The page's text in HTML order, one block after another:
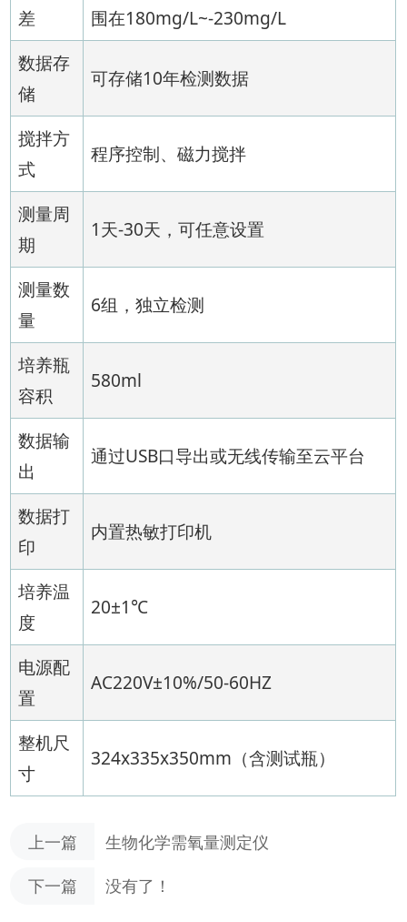
差
围在180mg/L~-230mg/L
数据存
储
可存储10年检测数据
搅拌方
式
程序控制、磁力搅拌
测量周
期
1天-30天，可任意设置
测量数
量
6组，独立检测
培养瓶
容积
580ml
数据输
出
通过USB口导出或无线传输至云平台
数据打
印
内置热敏打印机
培养温
度
20±1℃
电源配
置
AC220V±10%/50-60HZ
整机尺
寸
324x335x350mm（含测试瓶）
上一篇 生物化学需氧量测定仪
下一篇 没有了！